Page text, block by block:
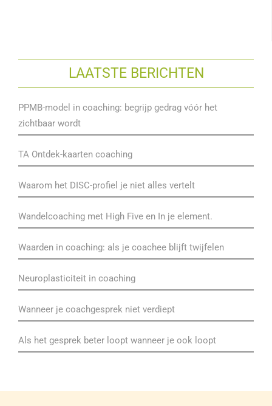
LAATSTE BERICHTEN
PPMB-model in coaching: begrijp gedrag vóór het
zichtbaar wordt
TA Ontdek-kaarten coaching
Waarom het DISC-profiel je niet alles vertelt
Wandelcoaching met High Five en In je element.
Waarden in coaching: als je coachee blijft twijfelen
Neuroplasticiteit in coaching
Wanneer je coachgesprek niet verdiept
Als het gesprek beter loopt wanneer je ook loopt